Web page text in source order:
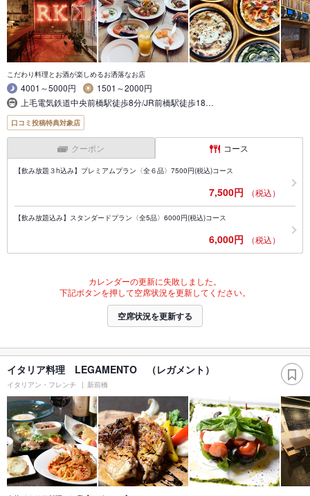
こだわり料理とお酒が楽しめるお洒落なお店
4001～5000円
1501～2000円
上毛電気鉄道中央前橋駅徒歩8分/JR前橋駅徒歩18…
口コミ投稿特典対象店
クーポン コース
【飲み放題３h込み】プレミアムプラン〈全６品〉7500円(税込)コース
7,500円 （税込）
【飲み放題込み】スタンダードプラン〈全5品〉6000円(税込)コース
6,000円 （税込）
カレンダーの更新に失敗しました。
下記ボタンを押して空席状況を更新してください。
空席状況を更新する
イタリア料理 LEGAMENTO （レガメント）
イタリアン・フレンチ 新前橋